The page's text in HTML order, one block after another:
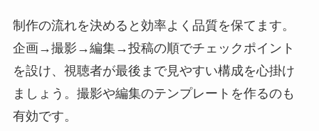
制作の流れを決めると効率よく品質を保てます。
企画→撮影→編集→投稿の順でチェックポイント
を設け、視聴者が最後まで見やすい構成を心掛け
ましょう。撮影や編集のテンプレートを作るのも
有効です。